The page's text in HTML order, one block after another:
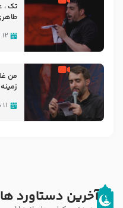
تک
۱۲ مرداد ۱۴۰۵
من
۱۱ مرداد ۱۴۰۵
آخرین دستاورد ها